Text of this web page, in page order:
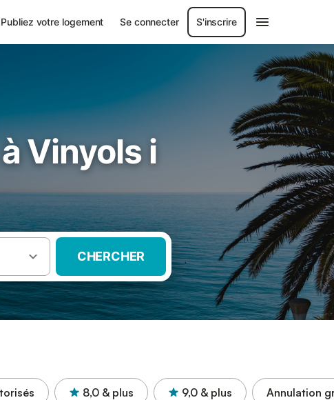
Publiez votre logement Se connecter S'inscrire
Vinyols i
CHERCHER
8,0 & plus 9,0 & plus Annulation